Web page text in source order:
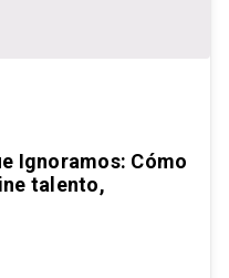
Ignoramos: Cómo
talento,